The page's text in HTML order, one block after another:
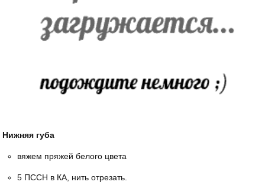
Нижняя губа
вяжем пряжей белого цвета
5 ПССН в КА, нить отрезать.